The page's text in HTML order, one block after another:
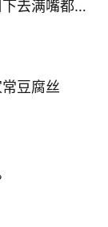
千张结烧肉，一口下去满嘴都是家的味道!
豆腐丝